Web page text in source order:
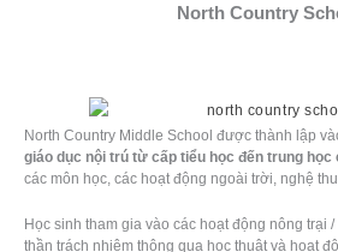
North Country
North Country Middle School được thành lập
giáo dục nội trú từ cấp tiểu học đến trung
các môn học, các hoạt động ngoài trời, nghệ
Học sinh tham gia vào các hoạt động nông trại
thần trách nhiệm thông qua học thuật và hoạt